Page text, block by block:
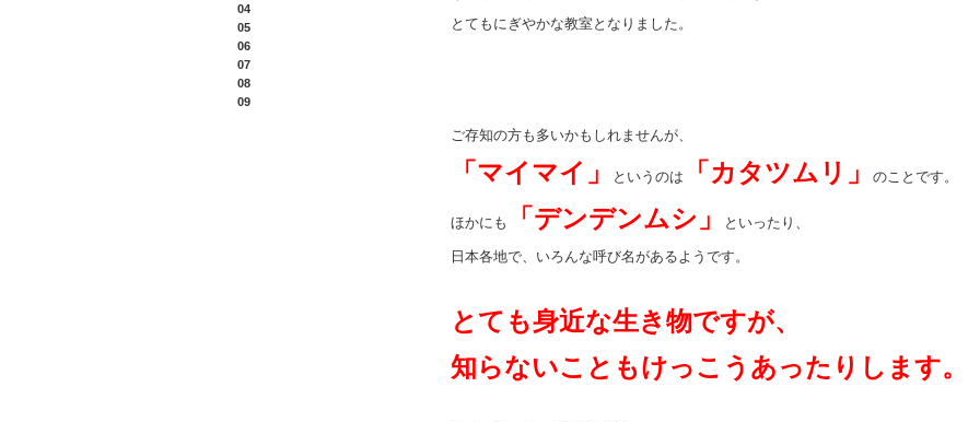
とてもにぎやかな教室となりました。
ご存知の方も多いかもしれませんが、
「マイマイ」 というのは 「カタツムリ」 のことです。
ほかにも 「デンデンムシ」 といったり、
日本各地で、いろんな呼び名があるようです。
とても身近な生き物ですが、
知らないこともけっこうあったりします。
04
05
06
07
08
09